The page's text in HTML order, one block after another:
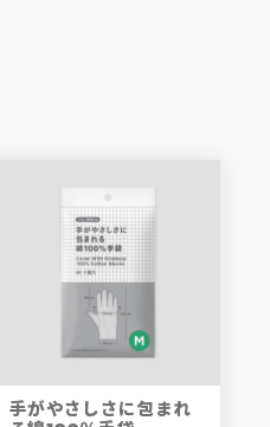
手がやさしさに包まれ